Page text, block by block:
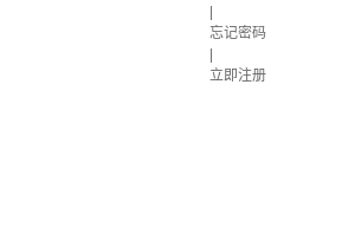
忘记密码
立即注册